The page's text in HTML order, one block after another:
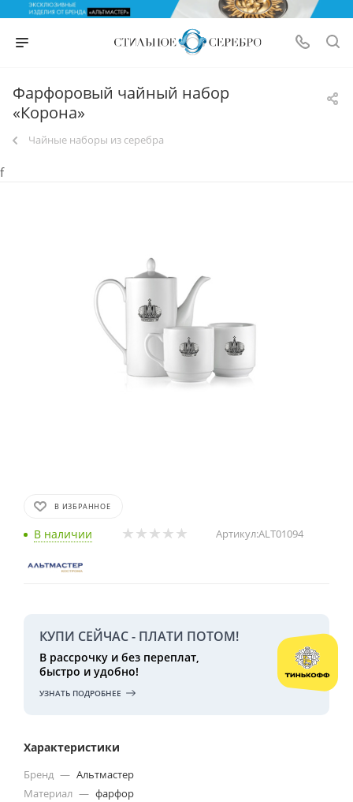
Фарфоровый чайный набор
«Корона»
Чайные наборы из серебра
f
В ИЗБРАННОЕ
В наличии Артикул:ALT01094
КУПИ СЕЙЧАС - ПЛАТИ ПОТОМ!
В рассрочку и без переплат,
быстро и удобно!
УЗНАТЬ ПОДРОБНЕЕ
Характеристики
Бренд — Альтмастер
Материал — фарфор